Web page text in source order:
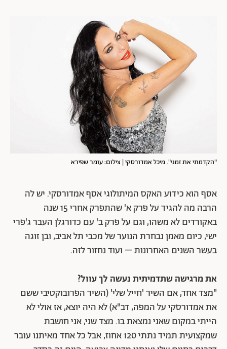
"הקדמתי את זמני". מיכל אמדורסקי | צילום: עומר שפירא
אסף הוא כידוע האקס המיתולוגי אסף אמדורסקי. יש לה
הרבה מה להגיד על פרק א' שהתפרק אחרי 15 שנה
באקורדים לא משהו, וגם על פרק ב' עם כדורגלן העבר ג'פרי
ישי, כיום מאמן נבחרת הנוער של מכבי תל אביב, ובן זוגה
בעשר השנים האחרונות – ועוד נחזור לזה.
את מרגישה שתדמיתית נעשה לך עוול?
"מצד אחד, אם השיר 'חייל שלי' (השיר הפרובוקטיבי ששם
את אמדורסקי על המפה, דב"א) לא היה יוצא, אז אולי לא
הייתי במקום שאני נמצאת בו. מצד שני, אני חושבת
שמקצועית תמיד נתתי 120 אחוז, אבל כל אחד מאיתנו עובר